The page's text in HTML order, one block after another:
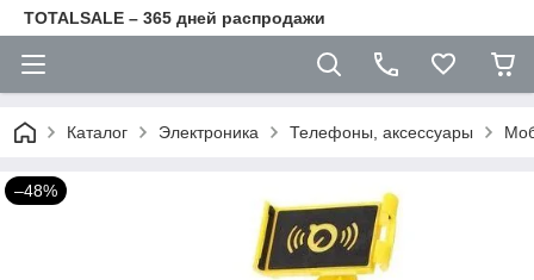
TOTALSALE – 365 дней распродажи
Каталог Электроника Телефоны, аксессуары
–48%